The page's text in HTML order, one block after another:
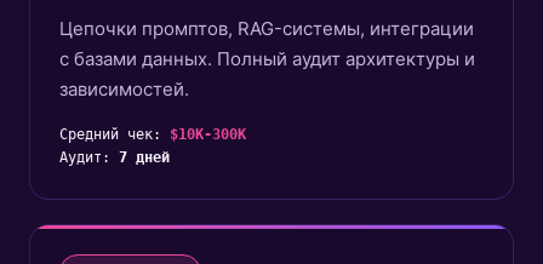
Цепочки промптов, RAG-системы, интеграции
с базами данных. Полный аудит архитектуры и
зависимостей.
Средний чек: $10K-300K
Аудит: 7 дней